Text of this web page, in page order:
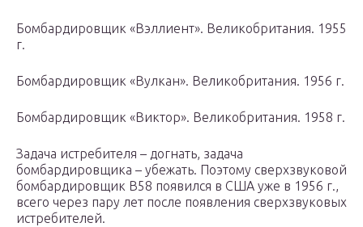
Бомбардировщик «Вэллиент». Великобритания. 1955
г.
Бомбардировщик «Вулкан». Великобритания. 1956 г.
Бомбардировщик «Виктор». Великобритания. 1958 г.
Задача истребителя – догнать, задача
бомбардировщика – убежать. Поэтому сверхзвуковой
бомбардировщик В58 появился в США уже в 1956 г.,
всего через пару лет после появления сверхзвуковых
истребителей.